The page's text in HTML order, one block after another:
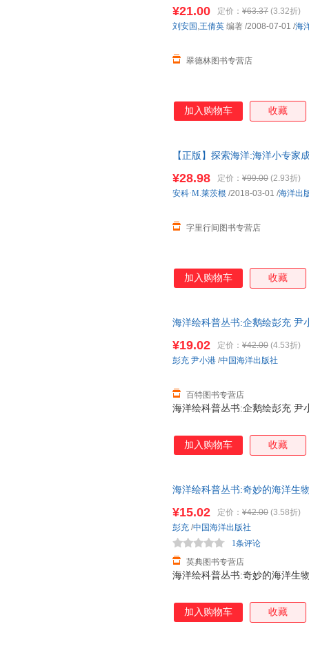
¥21.00 定价： ¥63.37 (3.32折)
翠德林图书专营店
刘安国 ,王倩英 编著 /2008-07-01 /海
加入购物车 收藏
【正版】探索海洋:海洋小专家
无忧！
¥28.98 定价： ¥99.00 (2.93折)
字里行间图书专营店
安科·M.莱茨根 /2018-03-01 /海洋出
加入购物车 收藏
海洋绘科普丛书:企鹅绘彭充 尹
海洋绘科普丛书:企鹅绘彭充 尹
¥19.02 定价： ¥42.00 (4.53折)
百特图书专营店
彭充 尹小港 /中国海洋出版社
加入购物车 收藏
海洋绘科普丛书:奇妙的海洋生
海洋绘科普丛书:奇妙的海洋生
¥15.02 定价： ¥42.00 (3.58折)
英典图书专营店
1条评论
彭充 /中国海洋出版社
加入购物车 收藏